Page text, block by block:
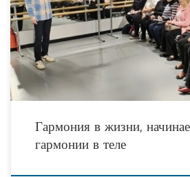
проектом «Здоровые Соседи», Тюменским
Российского Красного Креста, региональным
и проектом
Гармония в жизни,
гармонии в теле